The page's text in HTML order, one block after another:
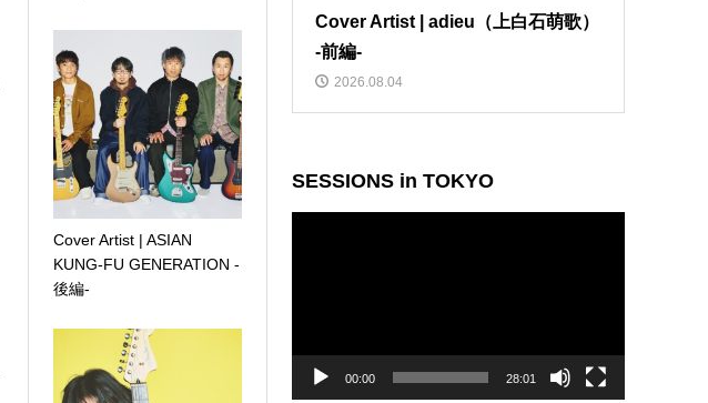
Cover Artist | ASIAN
KUNG-FU GENERATION -
後編-
Cover Artist | adieu（上白石萌歌）
-前編-
2026.08.04
SESSIONS in TOKYO
00:00 28:01